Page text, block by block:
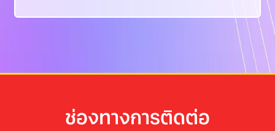
ช่องทางการติดต่อ